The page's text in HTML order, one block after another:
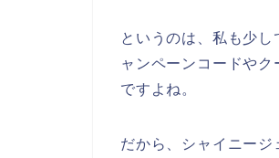
というのは、私も少
ャンペーンコードや
ですよね。
だから、シャイニー